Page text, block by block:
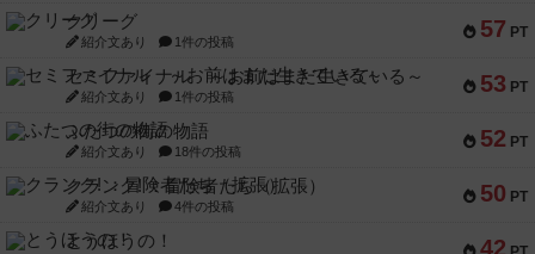
57 PT
クリーグ
紹介文あり 1件の投稿
53 PT
セミファイナル ～お前はまだ生きている～
紹介文あり 1件の投稿
52 PT
ふたつの街の物語
紹介文あり 18件の投稿
50 PT
クランク! ：冒険者たち（拡張）
紹介文あり 4件の投稿
42
とうほうの！